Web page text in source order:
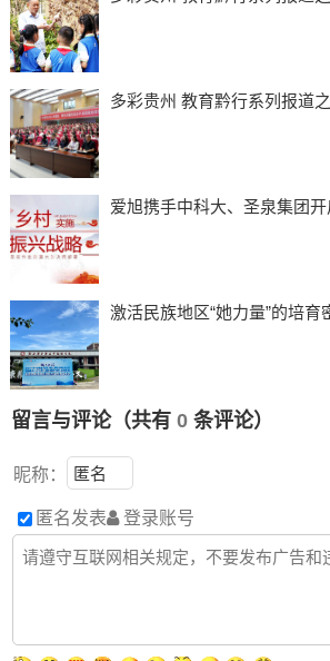
多彩贵州 教育黔行系列报道
爱旭携手中科大、圣泉集团
激活民族地区“她力量”的培育
留言与评论（共有 0条评论）
昵称：
匿名发表 登录账号